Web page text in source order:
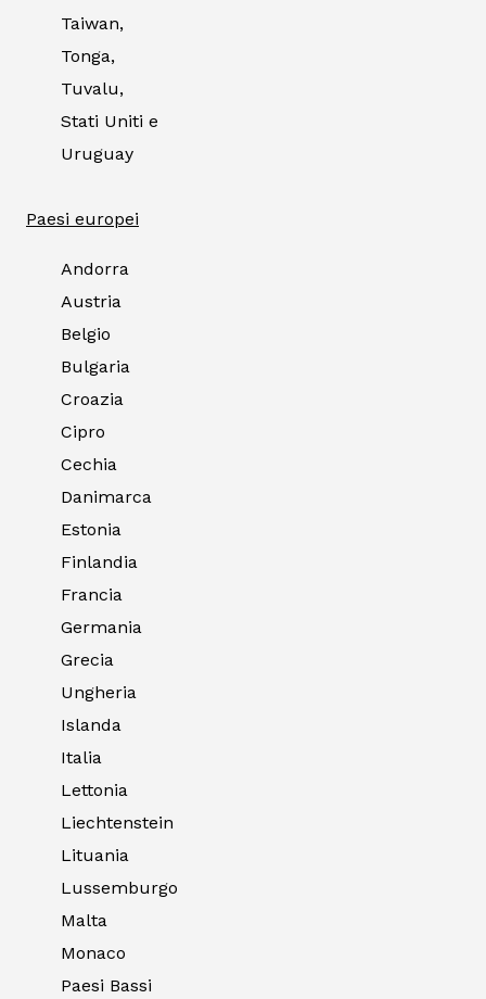
Taiwan,
Tonga,
Tuvalu,
Stati Uniti e
Uruguay
Paesi europei
Andorra
Austria
Belgio
Bulgaria
Croazia
Cipro
Cechia
Danimarca
Estonia
Finlandia
Francia
Germania
Grecia
Ungheria
Islanda
Italia
Lettonia
Liechtenstein
Lituania
Lussemburgo
Malta
Monaco
Paesi Bassi